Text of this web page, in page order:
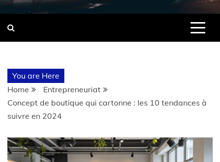
You are Here
Home
Entrepreneuriat
Concept de boutique qui cartonne : les 10 tendances à
suivre en 2024